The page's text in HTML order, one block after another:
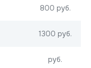
800 руб.
1300 руб.
руб.